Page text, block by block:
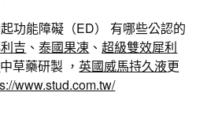
功能障礙（ED） 有哪些公認的
吉 、泰國果凍 、超級雙效犀利
中草藥研製 ，英國威馬持久液更
www.stud.com.tw/